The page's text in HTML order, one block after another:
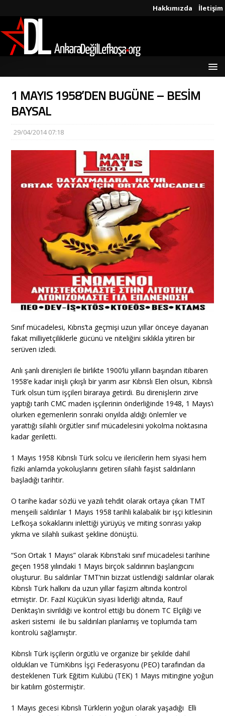
Hakkımızda İletişim
1 MAYIS 1958’DEN BUGÜNE – BESİM
BAYSAL
29/04/2014 07:18
Sınıf mücadelesi, Kıbrıs’ta geçmişi uzun yıllar önceye dayanan
fakat milliyetçiliklerle gücünü ve niteliğini sıklıkla yitiren bir
serüven izledi.
Anlı şanlı direnişleri ile birlikte 1900’lü yılların başından itibaren
1958’e kadar inişli çıkışlı bir yarım asır Kıbrıslı Elen olsun, Kıbrıslı
Türk olsun tüm işçileri biraraya getirdi. Bu direnişlerin zirve
yaptığı tarih CMC maden işçilerinin önderliğinde 1948, 1 Mayıs’ı
olurken egemenlerin sonraki onyılda aldığı önlemler ve
yarattığı silahlı örgütler sınıf mücadelesini yokolma noktasına
kadar geriletti.
1 Mayıs 1958 Kıbrıslı Türk solcu ve ilericilerin hem siyasi hem
fiziki anlamda yokoluşlarını getiren silahlı faşist saldırıların
başladığı tarihtir.
O tarihe kadar sözlü ve yazılı tehdit olarak ortaya çıkan TMT
menşeili saldırılar 1 Mayıs 1958 tarihli kalabalık bir işçi kitlesinin
Lefkoşa sokaklarını inlettiği yürüyüş ve miting sonrası yakıp
yıkma ve silahlı suikast şekline dönüştü.
“Son Ortak 1 Mayıs” olarak Kıbrıs’taki sınıf mücadelesi tarihine
geçen 1958 yılındaki 1 Mayıs birçok saldırının başlangıcını
oluşturur. Bu saldırılar TMT’nin bizzat üstlendiği saldırılar olarak
Kıbrıslı Türk halkını da uzun yıllar faşizm altında kontrol
etmiştir. Dr. Fazıl Küçük’ün siyasi liderliği altında, Rauf
Denktaş’ın sivrildiği ve kontrol ettiği bu dönem TC Elçiliği ve
askeri sistemi ile bu saldırıları planlamış ve toplumda tam
kontrolü sağlamıştır.
Kıbrıslı Türk işçilerin örgütlü ve organize bir şekilde dahil
oldukları ve TümKıbrıs İşçi Federasyonu (PEO) tarafından da
desteklenen Türk Eğitim Kulübü (TEK) 1 Mayıs mitingine yoğun
bir katılım göstermiştir.
1 Mayıs gecesi Kıbrıslı Türklerin yoğun olarak yaşadığı Elli